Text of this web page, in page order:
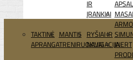
IR
ĮRANKIAI
TAKTINĖ
APRANGA
MANTIS
TRENIRUOKLIAI
RYŠIAI IR
NAVIGACIJAINERT